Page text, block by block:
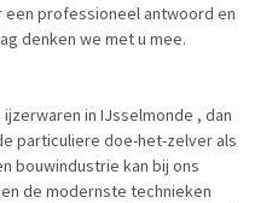
professioneel antwoord en
denken we met u mee.
in IJsselmonde , dan
particuliere doe-het-zelver als
bouwindustrie kan bij ons
de modernste technieken